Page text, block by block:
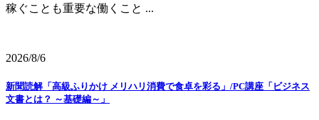
稼ぐことも重要な働くこと ...
2026/8/6
新聞読解「高級ふりかけ メリハリ消費で食卓を彩る」/PC講座「ビジネス
文書とは？ ～基礎編～」